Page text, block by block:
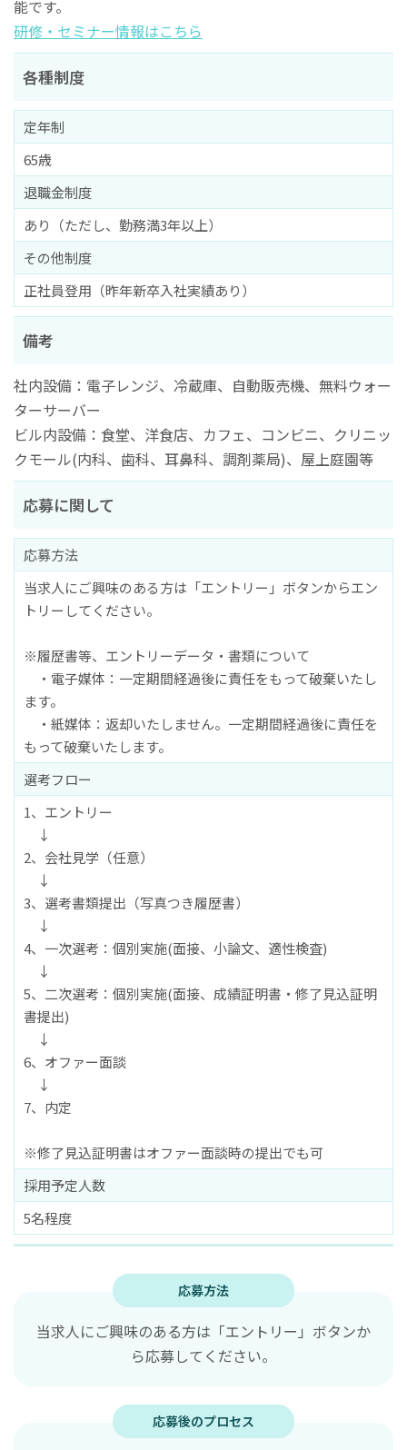
能です。
研修・セミナー情報はこちら
各種制度
定年制
65歳
退職金制度
あり（ただし、勤務満3年以上）
その他制度
正社員登用（昨年新卒入社実績あり）
備考
社内設備：電子レンジ、冷蔵庫、自動販売機、無料ウォー
ターサーバー
ビル内設備：食堂、洋食店、カフェ、コンビニ、クリニッ
クモール(内科、歯科、耳鼻科、調剤薬局)、屋上庭園等
応募に関して
応募方法
当求人にご興味のある方は「エントリー」ボタンからエン
トリーしてください。
※履歴書等、エントリーデータ・書類について
・電子媒体：一定期間経過後に責任をもって破棄いたし
ます。
・紙媒体：返却いたしません。一定期間経過後に責任を
もって破棄いたします。
選考フロー
1、エントリー
↓
2、会社見学（任意）
↓
3、選考書類提出（写真つき履歴書）
↓
4、一次選考：個別実施(面接、小論文、適性検査)
↓
5、二次選考：個別実施(面接、成績証明書・修了見込証明
書提出)
↓
6、オファー面談
↓
7、内定
※修了見込証明書はオファー面談時の提出でも可
採用予定人数
5名程度
応募方法
当求人にご興味のある方は「エントリー」ボタンか
ら応募してください。
応募後のプロセス